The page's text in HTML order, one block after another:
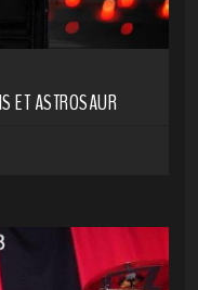
ET ASTROSAUR